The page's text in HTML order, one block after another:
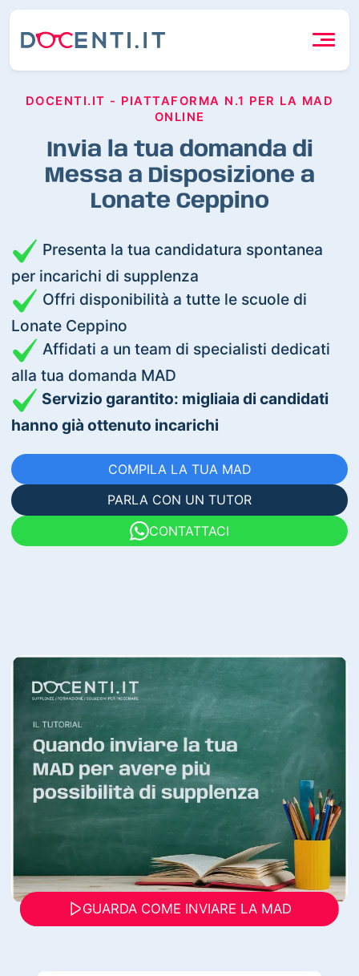
DOCENTI.IT - PIATTAFORMA N.1 PER LA MAD
ONLINE
Invia la tua domanda di
Messa a Disposizione a
Lonate Ceppino
Presenta la tua candidatura spontanea
per incarichi di supplenza
Offri disponibilità a tutte le scuole di
Lonate Ceppino
Affidati a un team di specialisti dedicati
alla tua domanda MAD
Servizio garantito: migliaia di candidati
hanno già ottenuto incarichi
COMPILA LA TUA MAD
PARLA CON UN TUTOR
CONTATTACI
GUARDA COME INVIARE LA MAD